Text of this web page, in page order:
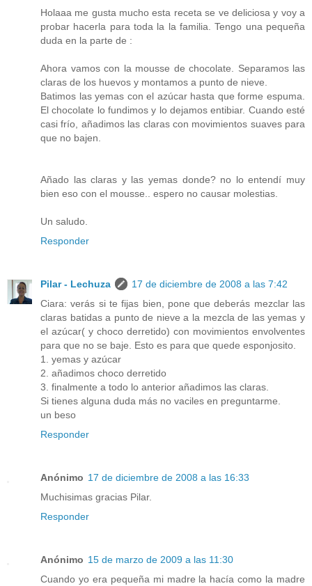
Holaaa me gusta mucho esta receta se ve deliciosa y voy a
probar hacerla para toda la la familia. Tengo una pequeña
duda en la parte de :
Ahora vamos con la mousse de chocolate. Separamos las
claras de los huevos y montamos a punto de nieve.
Batimos las yemas con el azúcar hasta que forme espuma.
El chocolate lo fundimos y lo dejamos entibiar. Cuando esté
casi frío, añadimos las claras con movimientos suaves para
que no bajen.
Añado las claras y las yemas donde? no lo entendí muy
bien eso con el mousse.. espero no causar molestias.
Un saludo.
Responder
Pilar - Lechuza
17 de diciembre de 2008 a las 7:42
Ciara: verás si te fijas bien, pone que deberás mezclar las
claras batidas a punto de nieve a la mezcla de las yemas y
el azúcar( y choco derretido) con movimientos envolventes
para que no se baje. Esto es para que quede esponjosito.
1. yemas y azúcar
2. añadimos choco derretido
3. finalmente a todo lo anterior añadimos las claras.
Si tienes alguna duda más no vaciles en preguntarme.
un beso
Responder
Anónimo 17 de diciembre de 2008 a las 16:33
Muchisimas gracias Pilar.
Responder
Anónimo 15 de marzo de 2009 a las 11:30
Cuando yo era pequeña mi madre la hacía como la madre